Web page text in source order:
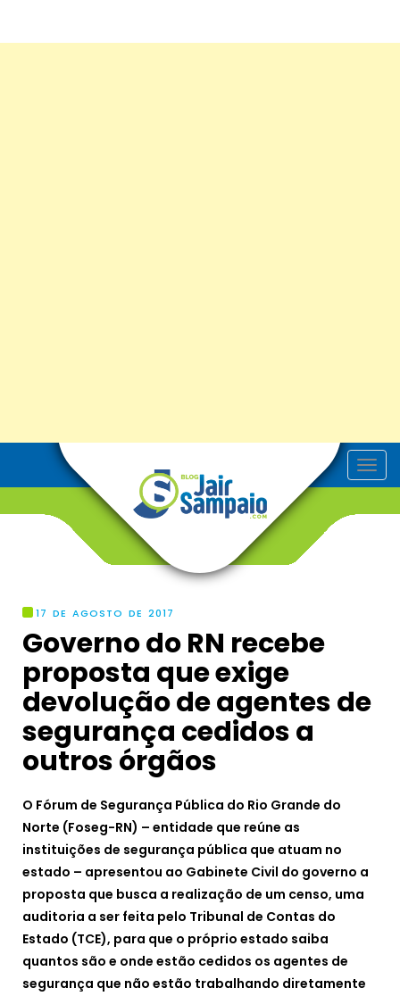
T
o
17 DE AGOSTO DE 2017
Governo do RN recebe
proposta que exige
devolução de agentes de
segurança cedidos a
outros órgãos
O Fórum de Segurança Pública do Rio Grande do
Norte (Foseg-RN) – entidade que reúne as
instituições de segurança pública que atuam no
estado – apresentou ao Gabinete Civil do governo a
proposta que busca a realização de um censo, uma
auditoria a ser feita pelo Tribunal de Contas do
Estado (TCE), para que o próprio estado saiba
quantos são e onde estão cedidos os agentes de
segurança que não estão trabalhando diretamente